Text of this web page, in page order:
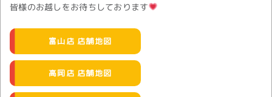
皆様のお越しをお待ちしております
富山店 店舗地図
高岡店 店舗地図